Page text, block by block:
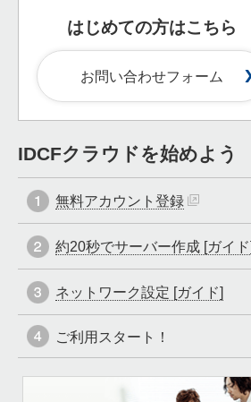
はじめての方はこちら
お問い合わせフォーム
IDCFクラウドを始めよう
無料アカウント登録
約20秒でサーバー作成 [ガイド]
ネットワーク設定 [ガイド]
ご利用スタート！